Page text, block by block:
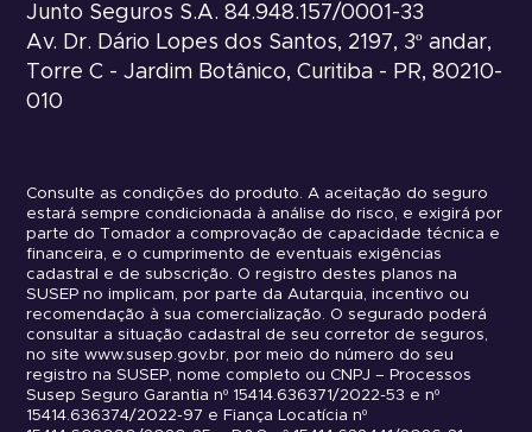
Junto Seguros S.A. 84.948.157/0001-33
Av. Dr. Dário Lopes dos Santos, 2197, 3º andar,
Torre C - Jardim Botânico, Curitiba - PR, 80210-
010
Consulte as condições do produto. A aceitação do seguro
estará sempre condicionada à análise do risco, e exigirá por
parte do Tomador a comprovação de capacidade técnica e
financeira, e o cumprimento de eventuais exigências
cadastral e de subscrição. O registro destes planos na
SUSEP no implicam, por parte da Autarquia, incentivo ou
recomendação à sua comercialização. O segurado poderá
consultar a situação cadastral de seu corretor de seguros,
no site www.susep.gov.br, por meio do número do seu
registro na SUSEP, nome completo ou CNPJ – Processos
Susep Seguro Garantia nº 15414.636371/2022-53 e nº
15414.636374/2022-97 e Fiança Locatícia nº